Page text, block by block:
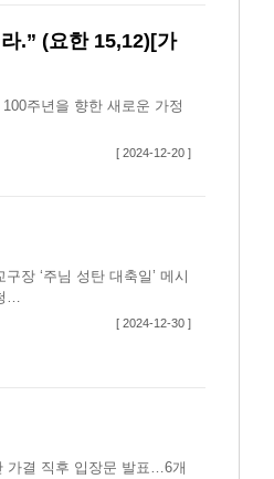
.” (요한 15,12)[가
주년을 향한 새로운 가정
[ 2024-12-20 ]
장 ‘주님 성탄 대축일’ 메시
…
[ 2024-12-30 ]
가결 직후 입장문 발표…6개